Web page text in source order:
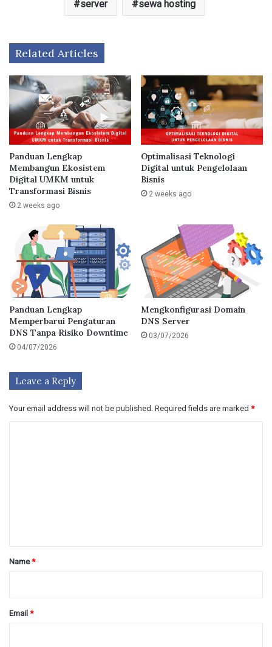
server sewa hosting
Related Articles
Panduan Lengkap
Membangun Ekosistem
Digital UMKM untuk
Transformasi Bisnis
2 weeks ago
Optimalisasi Teknologi
Digital untuk Pengelolaan
Bisnis
2 weeks ago
Panduan Lengkap
Memperbarui Pengaturan
DNS Tanpa Risiko Downtime
04/07/2026
Mengkonfigurasi Domain
DNS Server
03/07/2026
Leave a Reply
Your email address will not be published. Required fields are marked *
*Name*
Email *